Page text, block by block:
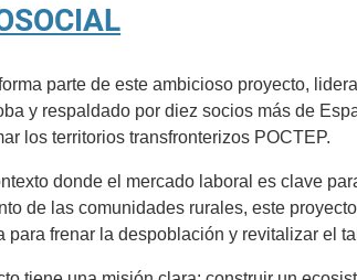
parte de este ambicioso proyecto,
y respaldado por diez socios más de
los territorios transfronterizos POCTEP.
donde el mercado laboral es clave
de las comunidades rurales, este
para frenar la despoblación y revitalizar el